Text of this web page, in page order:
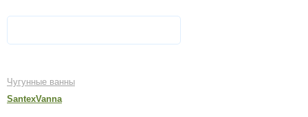
Чугунные ванны
SantexVanna